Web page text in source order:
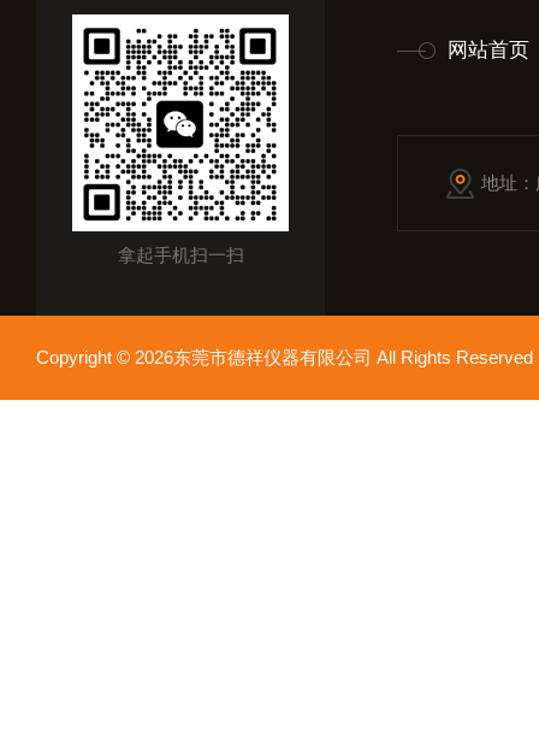
拿起手机扫一扫
网站首页
地址
Copyright © 2026东莞市德祥仪器有限公司 All Rights